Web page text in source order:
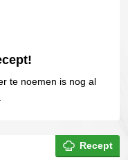
te noemen is nog al
Recept